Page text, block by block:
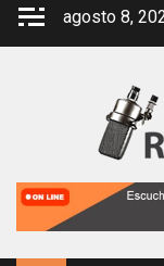
Saltar
agosto 8,